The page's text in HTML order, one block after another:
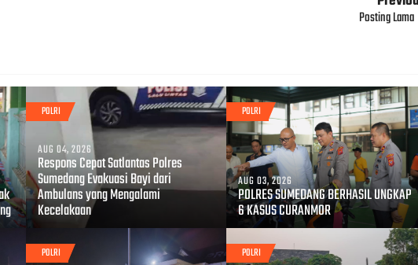
Posting Lama
POLRI
AUG 04, 2026
Respons Cepat Satlantas Polres
Sumedang Evakuasi Bayi dari
Ambulans yang Mengalami
Kecelakaan
POLRI
AUG 03, 2026
POLRES SUMEDANG BERHASIL UNGKAP
6 KASUS CURANMOR
POLRI POLRI